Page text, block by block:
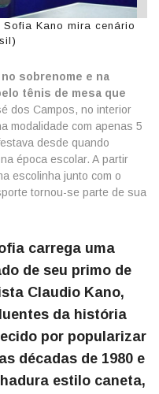
Kano mira cenário
sobrenome e na
tênis de mesa que
dos Campos, no interior
modalidade com apenas 5
desde quando
época escolar. A partir
escolinha junto com o
tornou-se parte de sua
carrega uma
de seu primo de
Claudio Kano,
da história
por popularizar
décadas de 1980 e
estilo caneta,